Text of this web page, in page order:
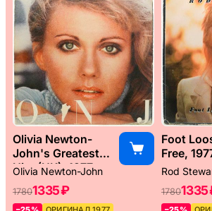
Olivia Newton-
John's Greatest
Hits (UK), 1977
Olivia Newton-John
17801335 ₽
Foot
Free,
Rod
17801335